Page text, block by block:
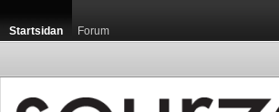
Startsidan Forum